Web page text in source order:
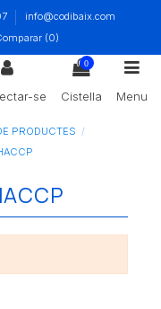
info@codibaix.com
(0)
se
0
Cistella Menu
PRODUCTES